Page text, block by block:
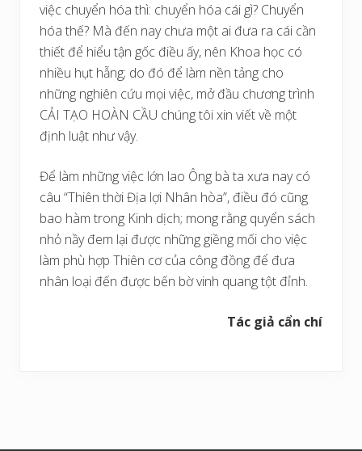
việc chuyển hóa thì: chuyển hóa cái gì? Chuyển
hóa thế? Mà đến nay chưa một ai đưa ra cái cần
thiết để hiểu tận gốc điều ấy, nên Khoa học có
nhiều hụt hẫng; do đó để làm nền tảng cho
những nghiên cứu mọi việc, mở đầu chương trình
CẢI TẠO HOÀN CẦU chúng tôi xin viết về một
định luật như vậy.
Để làm những việc lớn lao Ông bà ta xưa nay có
câu “Thiên thời Địa lợi Nhân hòa”, điều đó cũng
bao hàm trong Kinh dịch; mong rằng quyển sách
nhỏ nầy đem lại được những giềng mối cho việc
làm phù hợp Thiên cơ của công đồng để đưa
nhân loại đến được bến bờ vinh quang tột đỉnh.
Tác giả cẩn chí